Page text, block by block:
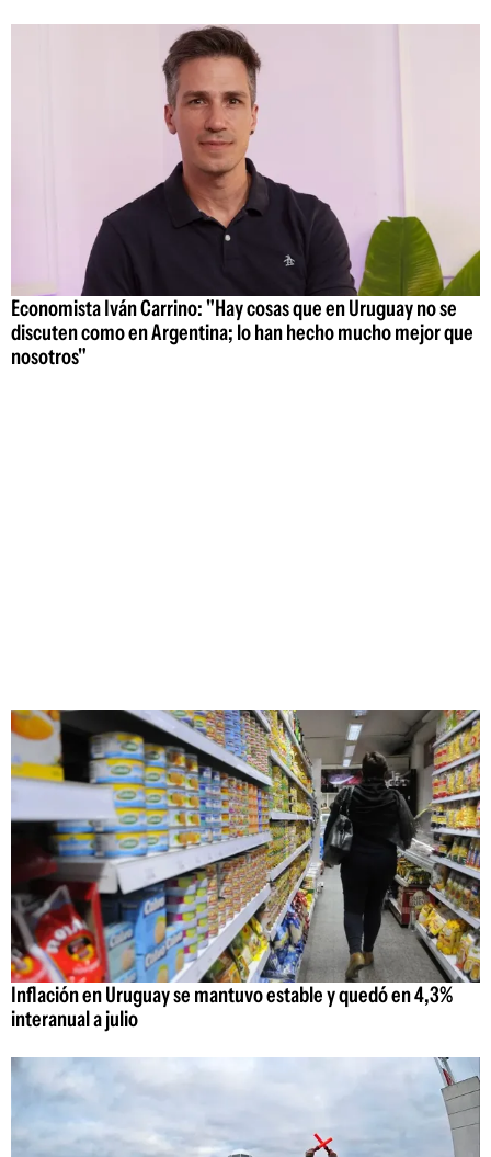
Economista Iván Carrino: "Hay cosas que en Uruguay no se
discuten como en Argentina; lo han hecho mucho mejor que
nosotros"
Inflación en Uruguay se mantuvo estable y quedó en 4,3%
interanual a julio